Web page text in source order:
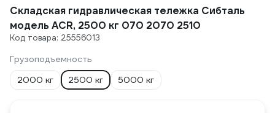
Складская гидравлическая тележка Сибталь
модель ACR, 2500 кг 070 2070 2510
Код товара: 25556013
Грузоподъемность
2000 кг
2500 кг 5000 кг